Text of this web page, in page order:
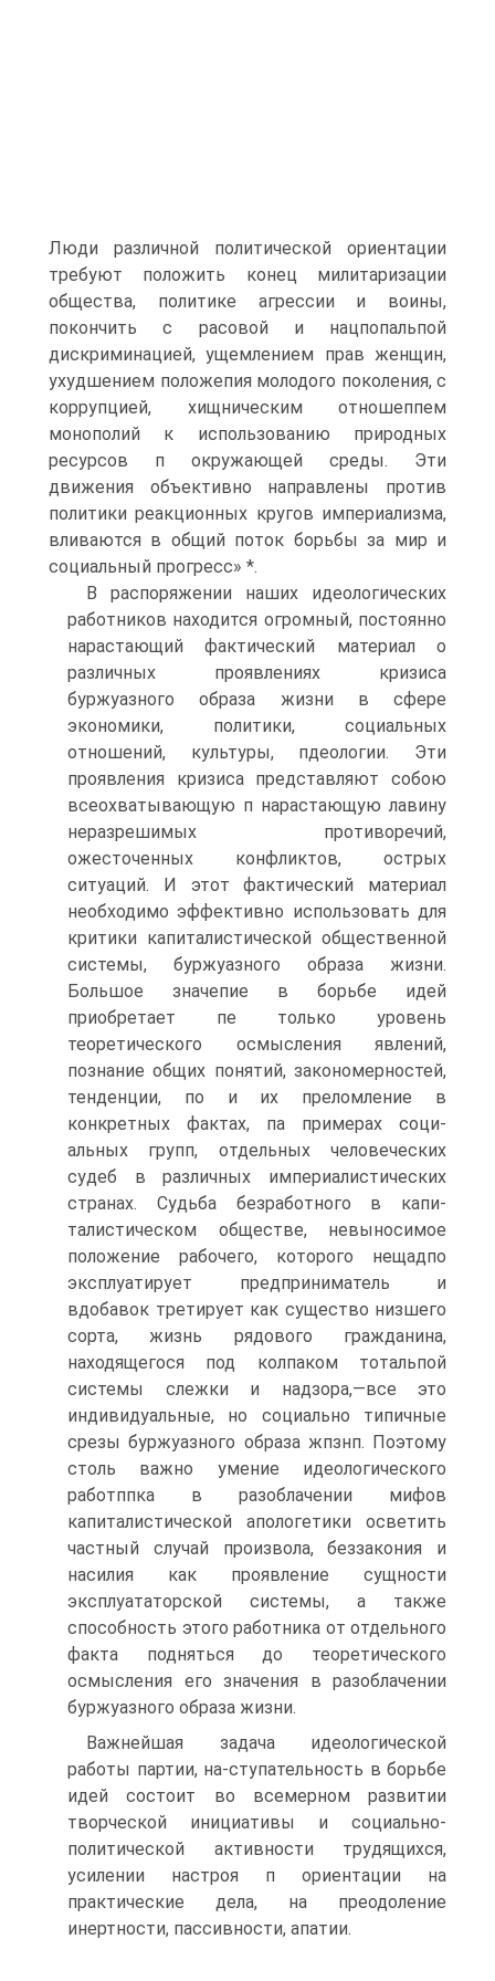
Люди различной политической ориентации
требуют положить конец милитаризации
общества, политике агрессии и воины,
покончить с расовой и нацпопальпой
дискриминацией, ущемлением прав женщин,
ухудшением положепия молодого поколения, с
коррупцией, хищническим отношеппем
монополий к использованию природных
ресурсов п окружающей среды. Эти
движения объективно направлены против
политики реакционных кругов империализма,
вливаются в общий поток борьбы за мир и
социальный прогресс» *.
В распоряжении наших идеологических
работников находится огромный, постоянно
нарастающий фактический материал о
различных проявлениях кризиса
буржуазного образа жизни в сфере
экономики, политики, социальных
отношений, культуры, пдеологии. Эти
проявления кризиса представляют собою
всеохватывающую п нарастающую лавину
неразрешимых противоречий,
ожесточенных конфликтов, острых
ситуаций. И этот фактический материал
необходимо эффективно использовать для
критики капиталистической общественной
системы, буржуазного образа жизни.
Большое значепие в борьбе идей
приобретает пе только уровень
теоретического осмысления явлений,
познание общих понятий, закономерностей,
тенденции, по и их преломление в
конкретных фактах, па примерах соци-
альных групп, отдельных человеческих
судеб в различных империалистических
странах. Судьба безработного в капи-
талистическом обществе, невыносимое
положение рабочего, которого нещадпо
эксплуатирует предприниматель и
вдобавок третирует как существо низшего
сорта, жизнь рядового гражданина,
находящегося под колпаком тотальпой
системы слежки и надзора,—все это
индивидуальные, но социально типичные
срезы буржуазного образа жпзнп. Поэтому
столь важно умение идеологического
работппка в разоблачении мифов
капиталистической апологетики осветить
частный случай произвола, беззакония и
насилия как проявление сущности
эксплуататорской системы, а также
способность этого работника от отдельного
факта подняться до теоретического
осмысления его значения в разоблачении
буржуазного образа жизни.
Важнейшая задача идеологической
работы партии, на-ступательность в борьбе
идей состоит во всемерном развитии
творческой инициативы и социально-
политической активности трудящихся,
усилении настроя п ориентации на
практические дела, на преодоление
инертности, пассивности, апатии.